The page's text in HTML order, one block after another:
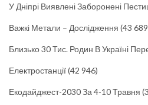
У Дніпрі Виявлені Заборонені
Важкі Метали – Дослідження (43
Близько 30 Тис. Родин В Україні
Електростанції(42 946)
Екодайджест-2030 За 4-10 Травня